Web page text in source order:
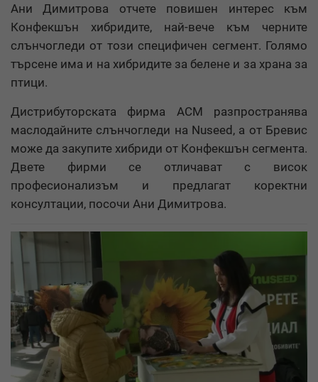
Ани Димитрова отчете повишен интерес към
Конфекшън хибридите, най-вече към черните
слънчогледи от този специфичен сегмент. Голямо
търсене има и на хибридите за белене и за храна за
птици.
Дистрибуторската фирма АСМ разпространява
маслодайните слънчогледи на Nuseed, а от Бревис
може да закупите хибриди от Конфекшън сегмента.
Двете фирми се отличават с висок
професионализъм и предлагат коректни
консултации, посочи Ани Димитрова.